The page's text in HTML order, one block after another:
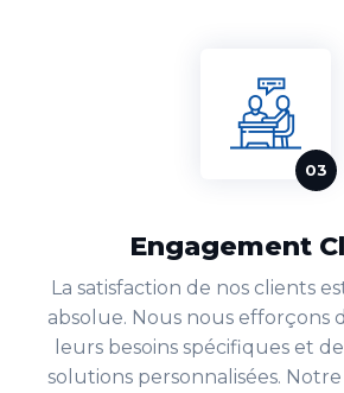
Engagement
La satisfaction de nos clients
absolue. Nous nous efforçons
leurs besoins spécifiques et
solutions personnalisées.